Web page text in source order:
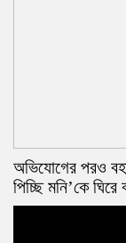
অভিযোগের পরও
পিচ্ছি মনি’কে